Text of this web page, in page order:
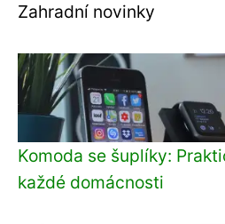
Zahradní novinky
Komoda se šuplíky:
každé domácnosti